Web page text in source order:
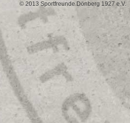
© 2013 Sportfreunde Dönberg 1927 e.V.